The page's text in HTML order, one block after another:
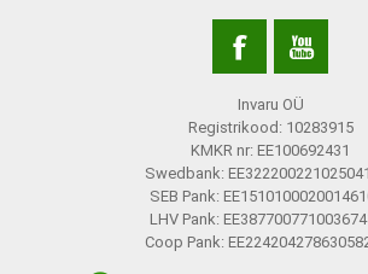
Invaru OÜ
Registrikood: 10283915
KMKR nr: EE100692431
Swedbank:
SEB Pank:
LHV Pank:
Coop Pank: